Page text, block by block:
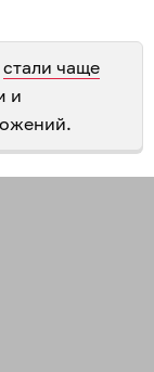
стали чаще
и